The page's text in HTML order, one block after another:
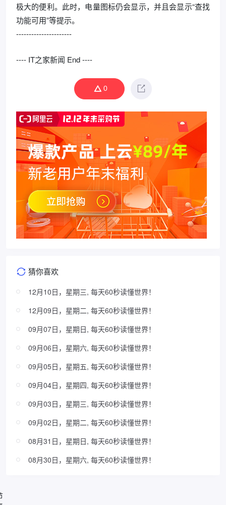
极大的便利。此时，电量图标仍会显示，并且会显示“查找
功能可用”等提示。
----------------------
---- IT之家新闻 End ----
0
猜你喜欢
12月10日，星期三, 每天60秒读懂世界！
12月09日，星期二, 每天60秒读懂世界！
09月07日，星期日, 每天60秒读懂世界！
09月06日，星期六, 每天60秒读懂世界！
09月05日，星期五, 每天60秒读懂世界！
09月04日，星期四, 每天60秒读懂世界！
09月03日，星期三, 每天60秒读懂世界！
09月02日，星期二, 每天60秒读懂世界！
08月31日，星期日, 每天60秒读懂世界！
08月30日，星期六, 每天60秒读懂世界！